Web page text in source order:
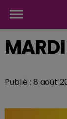
Publié : 8 août